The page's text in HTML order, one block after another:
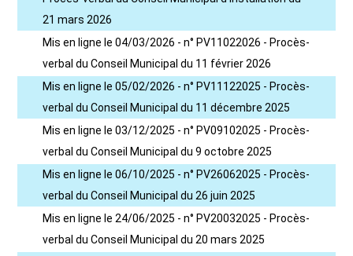
21 mars 2026
Mis en ligne le 04/03/2026 - n° PV11022026 - Procès-
verbal du Conseil Municipal du 11 février 2026
Mis en ligne le 05/02/2026 - n° PV11122025 - Procès-
verbal du Conseil Municipal du 11 décembre 2025
Mis en ligne le 03/12/2025 - n° PV09102025 - Procès-
verbal du Conseil Municipal du 9 octobre 2025
Mis en ligne le 06/10/2025 - n° PV26062025 - Procès-
verbal du Conseil Municipal du 26 juin 2025
Mis en ligne le 24/06/2025 - n° PV20032025 - Procès-
verbal du Conseil Municipal du 20 mars 2025